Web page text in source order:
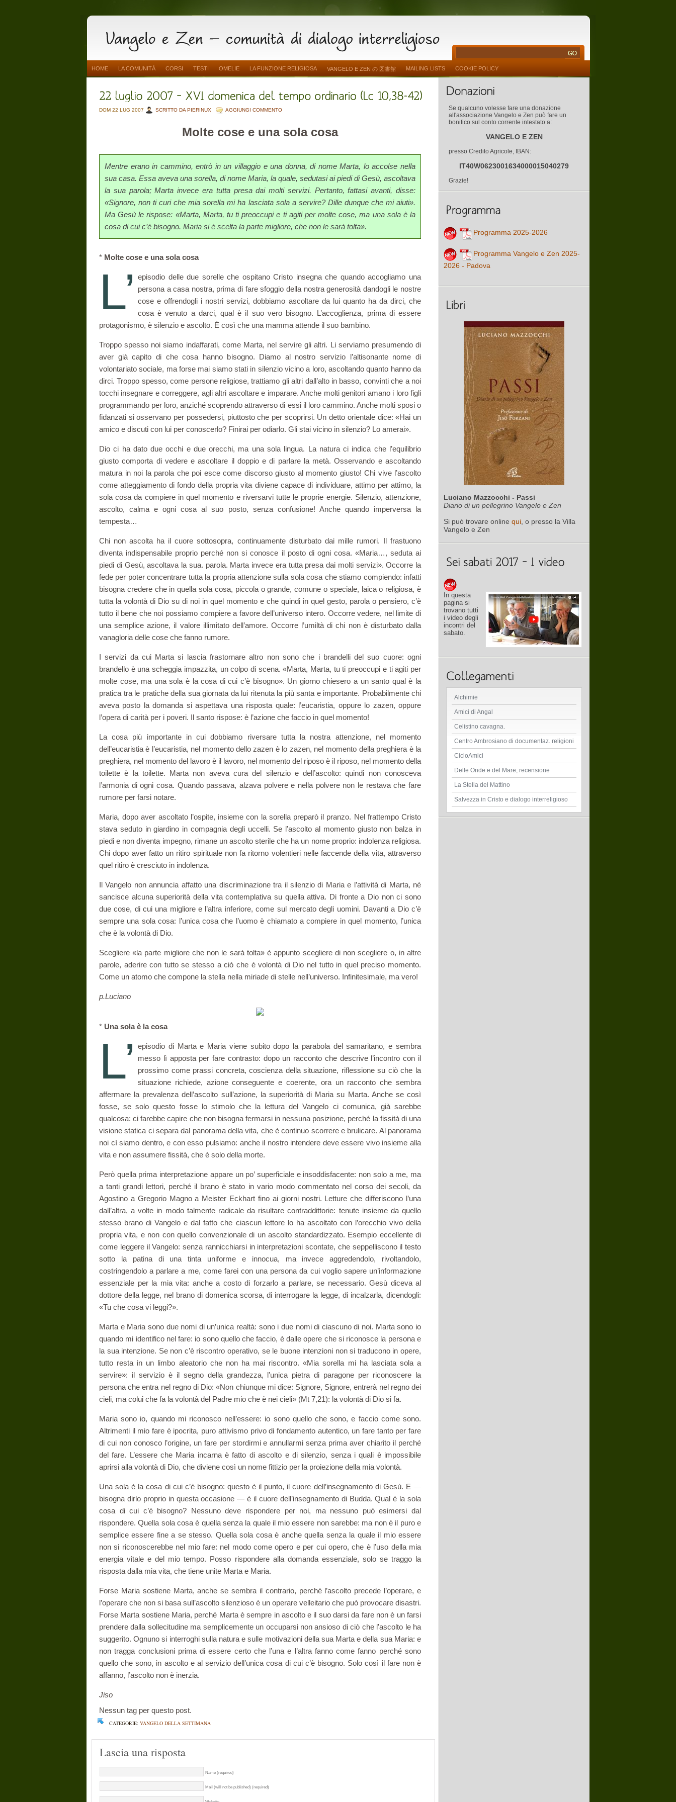
HOME LA COMUNITÀ CORSI TESTI OMELIE LA FUNZIONE RELIGIOSA VANGELO E ZEN の 図書館 MAILING LISTS COOKIE POLICY
DOM 22 LUG 2007 SCRITTO DA PIERINUX AGGIUNGI COMMENTO
Molte cose e una sola cosa
Mentre erano in cammino, entrò in un villaggio e una donna, di nome Marta, lo accolse nella
sua casa. Essa aveva una sorella, di nome Ma­ria, la quale, sedutasi ai piedi di Gesù, ascoltava
la sua parola; Marta invece era tutta presa dai molti servizi. Pertanto, fattasi avanti, disse:
«Signore, non ti curi che mia sorella mi ha lasciata sola a servire? Dille dunque che mi aiuti».
Ma Gesù le rispose: «Marta, Marta, tu ti preoccupi e ti agiti per molte cose, ma una sola è la
cosa di cui c’è bi­sogno. Maria si è scelta la parte migliore, che non le sarà tolta».
* Molte cose e una sola cosa
L’
episodio delle due sorelle che ospitano Cristo insegna che quando accogliamo una
persona a casa nostra, prima di fare sfoggio della nostra generosità dandogli le nostre
cose e offrendogli i nostri servizi, dobbiamo ascoltare da lui quanto ha da dirci, che
cosa è ve­nuto a darci, qual è il suo vero bisogno. L’accoglienza, prima di es­sere
protagonismo, è silenzio e ascolto. È così che una mamma at­tende il suo bambino.
Troppo spesso noi siamo indaffarati, come Marta, nel servire gli altri. Li serviamo presumendo di
aver già capito di che cosa hanno bisogno. Diamo al nostro servizio l’altisonante nome di
volontariato sociale, ma forse mai siamo stati in silenzio vicino a loro, ascoltando quanto hanno da
dirci. Troppo spesso, come persone religiose, trat­tiamo gli altri dall’alto in basso, convinti che a noi
tocchi insegnare e correggere, agli altri ascoltare e imparare. Anche molti genitori amano i loro figli
programmando per loro, anziché scoprendo attra­verso di essi il loro cammino. Anche molti sposi o
fidanzati si osser­vano per possedersi, piuttosto che per scoprirsi. Un detto orientale dice: «Hai un
amico e discuti con lui per conoscerlo? Finirai per odiarlo. Gli stai vicino in silenzio? Lo amerai».
Dio ci ha dato due occhi e due orecchi, ma una sola lingua. La natura ci indica che l’equilibrio
giusto comporta di vedere e ascol­tare il doppio e di parlare la metà. Osservando e ascoltando
matura in noi la parola che poi esce come discorso giusto al momento giu­sto! Chi vive l’ascolto
come atteggiamento di fondo della propria vita diviene capace di individuare, attimo per attimo, la
sola cosa da compiere in quel momento e riversarvi tutte le proprie energie. Si­lenzio, attenzione,
ascolto, calma e ogni cosa al suo posto, senza con­fusione! Anche quando imperversa la
tempesta…
Chi non ascolta ha il cuore sottosopra, continuamente disturbato dai mille rumori. Il frastuono
diventa indispensabile proprio perché non si conosce il posto di ogni cosa. «Maria…, seduta ai
piedi di Gesù, ascoltava la sua. parola. Marta invece era tutta presa dai molti servizi». Occorre la
fede per poter concentrare tutta la propria attenzione sulla sola cosa che stiamo compiendo: infatti
bisogna credere che in quella sola cosa, piccola o grande, comune o speciale, laica o reli­giosa, è
tutta la volontà di Dio su di noi in quel momento e che quindi in quel gesto, parola o pensiero, c’è
tutto il bene che noi pos­siamo compiere a favore dell’universo intero. Occorre vedere, nel li­mite di
una semplice azione, il valore illimitato dell’amore. Occorre l’umiltà di chi non è disturbato dalla
vanagloria delle cose che fanno rumore.
I servizi da cui Marta si lascia frastornare altro non sono che i brandelli del suo cuore: ogni
brandello è una scheggia impazzita, un colpo di scena. «Marta, Marta, tu ti preoccupi e ti agiti per
molte cose, ma una sola è la cosa di cui c’è bisogno». Un giorno chiesero a un santo qual è la
pratica tra le pratiche della sua giornata da lui rite­nuta la più santa e importante. Probabilmente chi
aveva posto la do­manda si aspettava una risposta quale: l’eucaristia, oppure lo zazen, oppure
l’opera di carità per i poveri. Il santo rispose: è l’azione che faccio in quel momento!
La cosa più importante in cui dobbiamo riversare tutta la nostra attenzione, nel momento
dell’eucaristia è l’eucaristia, nel momento dello zazen è lo zazen, nel momento della preghiera è la
preghiera, nel momento del lavoro è il lavoro, nel momento del riposo è il ri­poso, nel momento della
toilette è la toilette. Marta non aveva cura del silenzio e dell’ascolto: quindi non conosceva
l’armonia di ogni cosa. Quando passava, alzava polvere e nella polvere non le restava che fare
rumore per farsi notare.
Maria, dopo aver ascoltato l’ospite, insieme con la sorella pre­parò il pranzo. Nel frattempo Cristo
stava seduto in giardino in compagnia degli uccelli. Se l’ascolto al momento giusto non balza in
piedi e non diventa impegno, rimane un ascolto sterile che ha un nome proprio: indolenza religiosa.
Chi dopo aver fatto un ritiro spi­rituale non fa ritorno volentieri nelle faccende della vita, attraverso
quel ritiro è cresciuto in indolenza.
Il Vangelo non annuncia affatto una discriminazione tra il silen­zio di Maria e l’attività di Marta, né
sancisce alcuna superiorità della vita contemplativa su quella attiva. Di fronte a Dio non ci sono
due cose, di cui una migliore e l’altra inferiore, come sul mercato degli uomini. Davanti a Dio c’è
sempre una sola cosa: l’unica cosa che l’uomo è chiamato a compiere in quel momento, l’unica
che è la vo­lontà di Dio.
Scegliere «la parte migliore che non le sarà tolta» è appunto sce­gliere di non scegliere o, in altre
parole, aderire con tutto se stesso a ciò che è volontà di Dio nel tutto in quel preciso momento.
Come un atomo che compone la stella nella miriade di stelle nell’universo. In­finitesimale, ma vero!
p.Luciano
* Una sola è la cosa
L’
episodio di Marta e Maria viene subito dopo la parabola del samaritano, e sembra
messo lì apposta per fare contrasto: dopo un racconto che descrive l’incontro con il
prossimo come prassi con­creta, coscienza della situazione, riflessione su ciò che la
situazione richiede, azione conseguente e coerente, ora un racconto che sembra
affermare la prevalenza dell’ascolto sull’azione, la superiorità di Ma­ria su Marta. Anche se così
fosse, se solo questo fosse lo stimolo che la lettura del Vangelo ci comunica, già sarebbe
qualcosa: ci farebbe capire che non bisogna fermarsi in nessuna posizione, perché la fis­sità di una
visione statica ci separa dal panorama della vita, che è continuo scorrere e brulicare. Al panorama
noi cì siamo dentro, e con esso pulsiamo: anche il nostro intendere deve essere vivo in­sieme alla
vita e non assumere fissità, che è solo della morte.
Però quella prima interpretazione appare un po’ superficiale e insoddisfacente: non solo a me, ma
a tanti grandi lettori, perché il brano è stato in vario modo commentato nel corso dei secoli, da
Agostino a Gregorio Magno a Meister Eckhart fino ai giorni nostri. Letture che differiscono l’una
dall’altra, a volte in modo talmente ra­dicale da risultare contraddittorie: tenute insieme da quello
stesso brano di Vangelo e dal fatto che ciascun lettore lo ha ascoltato con l’orecchio vivo della
propria vita, e non con quello convenzionale di un ascolto standardizzato. Esempio eccellente di
come leggere il Vangelo: senza rannicchiarsi in interpretazioni scontate, che seppel­liscono il testo
sotto la patina di una tinta uniforme e innocua, ma in­vece aggredendolo, rivoltandolo,
costringendolo a parlare a me, come farei con una persona da cui voglio sapere un’informazione
es­senziale per la mia vita: anche a costo di forzarlo a parlare, se neces­sario. Gesù diceva al
dottore della legge, nel brano di domenica scorsa, di interrogare la legge, di incalzarla, dicendogli:
«Tu che cosa vi leggi?».
Marta e Maria sono due nomi di un’unica realtà: sono i due nomi di ciascuno di noi. Marta sono io
quando mi identifico nel fare: io sono quello che faccio, è dalle opere che si riconosce la persona e
la sua intenzione. Se non c’è riscontro operativo, se le buone intenzioni non si tradu­cono in opere,
tutto resta in un limbo aleatorio che non ha mai ri­scontro. «Mia sorella mi ha lasciata sola a
servire»: il servizio è il se­gno della grandezza, l’unica pietra di paragone per riconoscere la
persona che entra nel regno di Dio: «Non chiunque mi dice: Signore, Signore, entrerà nel regno dei
cieli, ma colui che fa la volontà del Pa­dre mio che è nei cieli» (Mt 7,21): la volontà di Dio si fa.
Maria sono io, quando mi riconosco nell’essere: io sono quello che sono, e faccio come sono.
Altrimenti il mio fare è ipocrita, puro attivismo privo di fondamento autentico, un fare tanto per fare
di cui non conosco l’origine, un fare per stordirmi e annullarmi senza prima aver chiarito il perché
del fare. L’essere che Maria incarna è fatto di ascolto e di silenzio, senza i quali è impossibile
aprirsi alla volontà di Dio, che diviene così un nome fittizio per la proiezione della mia volontà.
Una sola è la cosa di cui c’è bisogno: questo è il punto, il cuore dell’insegnamento di Gesù. E —
bisogna dirlo proprio in questa oc­casione — è il cuore dell’insegnamento di Budda. Qual è la sola
cosa di cui c’è bisogno? Nessuno deve rispondere per noi, ma nessuno può esimersi dal
rispondere. Quella sola cosa è quella senza la quale il mio essere non sarebbe: ma non è il puro e
semplice essere fine a se stesso. Quella sola cosa è anche quella senza la quale il mio essere
non si riconoscerebbe nel mio fare: nel modo come opero e per cui opero, che è l’uso della mia
energia vitale e del mio tempo. Posso ri­spondere alla domanda essenziale, solo se traggo la
risposta dalla mia vita, che tiene unite Marta e Maria.
Forse Maria sostiene Marta, anche se sembra il contrario, perché l’ascolto precede l’operare, e
l’operare che non si basa sull’ascolto si­lenzioso è un operare velleitario che può provocare disastri.
Forse Marta sostiene Maria, perché Marta è sempre in ascolto e il suo darsi da fare non è un farsi
prendere dalla sollecitudine ma semplice­mente un occuparsi non ansioso di ciò che l’ascolto le ha
suggerito. Ognuno si interroghi sulla natura e sulle motivazioni della sua Marta e della sua Maria: e
non tragga conclusioni prima di essere certo che l’una e l’altra fanno come fanno perché sono
quello che sono, in ascolto e al servizio dell’unica cosa di cui c’è bisogno. Solo così il fare non è
affanno, l’ascolto non è inerzia.
Jiso
Nessun tag per questo post.
CATEGORIE: VANGELO DELLA SETTIMANA
Lascia una risposta
Name (required)
Mail (will not be published) (required)
Se qualcuno volesse fare una donazione
all'associazione Vangelo e Zen può fare un
bonifico sul conto corrente intestato a:
VANGELO E ZEN
presso Credito Agricole, IBAN:
IT40W0623001634000015040279
Grazie!
Programma 2025-2026
Programma Vangelo e Zen 2025-
2026 - Padova
Luciano Mazzocchi - Passi
Diario di un pellegrino Vangelo e Zen
Si può trovare online qui , o presso la Villa
Vangelo e Zen
In questa
pagina si
trovano tutti
i video degli
incontri del
sabato.
Alchimie
Amici di Angal
Celistino cavagna.
Centro Ambrosiano di documentaz. religioni
CicloAmici
Delle Onde e del Mare, recensione
La Stella del Mattino
Salvezza in Cristo e dialogo interreligioso